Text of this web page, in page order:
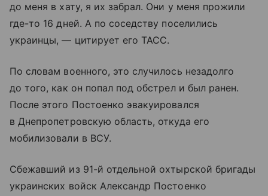
до меня в хату, я их забрал. Они у меня прожили
где-то 16 дней. А по соседству поселились
украинцы, — цитирует его ТАСС.
По словам военного, это случилось незадолго
до того, как он попал под обстрел и был ранен.
После этого Постоенко эвакуировался
в Днепропетровскую область, откуда его
мобилизовали в ВСУ.
Сбежавший из 91-й отдельной охтырской бригады
украинских войск Александр Постоенко